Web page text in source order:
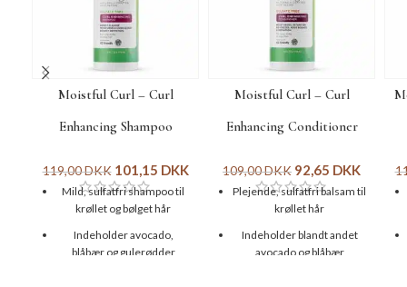
Moistful Curl – Curl
Enhancing Shampoo
119,00DKK 101,15 DKK
Mild, sulfatfri shampoo til
krøllet og bølget hår
Indeholder avocado,
blåbær og gulerødder
Moistful Curl – Curl
Enhancing Conditioner
109,00DKK 92,65 DKK
Plejende, sulfatfri balsam til
krøllet hår
Indeholder blandt andet
avocado og blåbær